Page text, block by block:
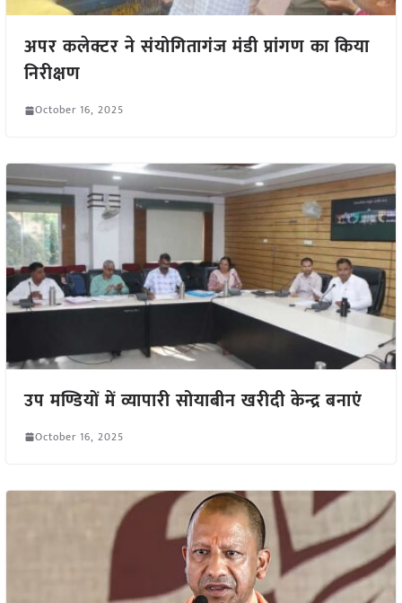
अपर कलेक्टर ने संयोगितागंज मंडी प्रांगण का किया
निरीक्षण
October 16, 2025
उप मण्डियों में व्यापारी सोयाबीन खरीदी केन्द्र बनाएं
October 16, 2025